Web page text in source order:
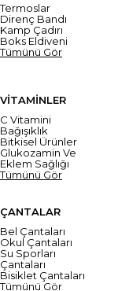
Termoslar
Direnç Bandı
Kamp Çadırı
Boks Eldiveni
Tümünü Gör
VİTAMİNLER
C Vitamini
Bağışıklık
Bitkisel Ürünler
Glukozamin Ve
Eklem Sağlığı
Tümünü Gör
ÇANTALAR
Bel Çantaları
Okul Çantaları
Su Sporları
Çantaları
Bisiklet Çantaları
Tümünü Gör